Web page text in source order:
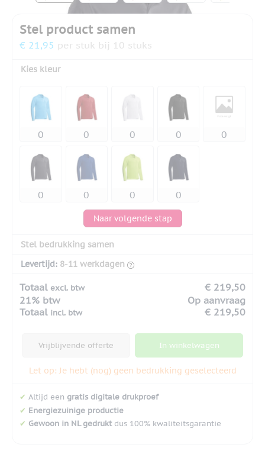
Stel product samen
€ 21,95 per stuk bij 10 stuks
Kies kleur
Naar volgende stap
Stel bedrukking samen
Levertijd: 8-11 werkdagen
Totaal excl. btw
€ 219,50
21% btw
Op aanvraag
Totaal incl. btw € 219,50
Vrijblijvende offerte In winkelwagen
Let op: Je hebt (nog) geen bedrukking geselecteerd
✔ Altijd een gratis digitale drukproef
✔ Energiezuinige productie
✔ Gewoon in NL gedruktdus 100% kwaliteitsgarantie